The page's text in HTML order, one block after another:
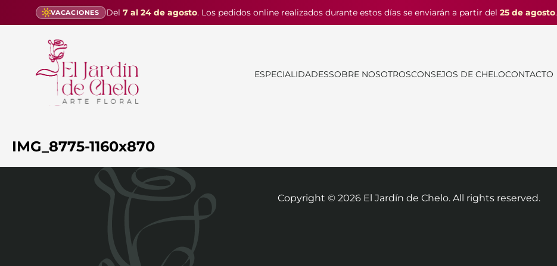
VACACIONES Del 7 al 24 de agosto. Los pedidos online realizados durante estos días se enviarán a partir del 25 de agosto.
ESPECIALIDADESSOBRE NOSOTROSCONSEJOS DE CHELOCONTACTO
IMG_8775-1160x870
Copyright © 2026El Jardín de Chelo. All rights reserved.